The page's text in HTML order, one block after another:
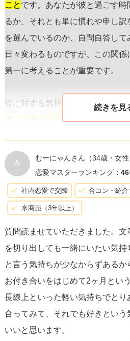
ことです。あなたが彼と過ごす
るか、それとも単に慣れや申し訳
を選んでいるのか、自問自答し
日々変わるものですが、この関
第一に考えることが重要です。
彼に対する気持ちが
「好き」か
情」に変わってしまっている< /
いる迷いや不安についてオープン
決して彼を傷つけることではなく
り健全なものにするためのステッ
また、一時的な感情ではなく、継
ているかどうかを確認することも
切り出した後で気持ちが変わって
るなら、それはあなたが本当に
れません。物事を急ぐ必要はあ
何を求めているのか、じっくり
てください。
A
むーにゃんさん （34歳・女性
恋愛マスターランキング： 46
社内恋愛で交際 合コン・紹介
水商売（3年以上）
質問読ませていただきました。
を切り出しても一緒にいたい気持
と言う気持ちが少なからずある
お付き合いをはじめて2ヶ月とい
長線上といった軽い気持ちでとり
合ってみて、それでも好きという
いいと思います。